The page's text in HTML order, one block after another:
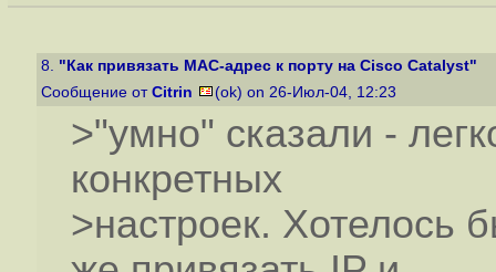
8. "Как привязать MAC-адрес к порту на Cisco Catalyst"
Сообщение от Citrin (ok) on 26-Июл-04, 12:23
>"умно" сказали -
конкретных
>настроек. Хотелось